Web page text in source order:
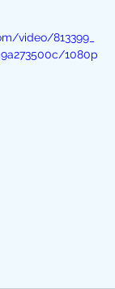
video/813399_
1080p